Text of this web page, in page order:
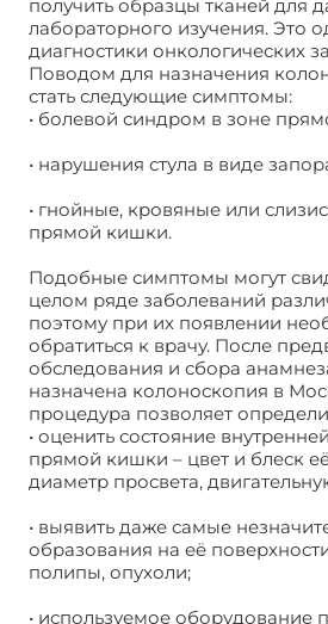
получить образцы тканей для
лабораторного изучения. Это
диагностики онкологических
Поводом для назначения
стать следующие симптомы:
• болевой синдром в зоне
• нарушения стула в виде
• гнойные, кровяные или
прямой кишки.
Подобные симптомы могут
целом ряде заболеваний
поэтому при их появлении
обратиться к врачу. После
обследования и сбора
назначена колоноскопия в
процедура позволяет
• оценить состояние
прямой кишки – цвет и блеск
диаметр просвета,
• выявить даже самые
образования на её
полипы, опухоли;
• используемое оборудование